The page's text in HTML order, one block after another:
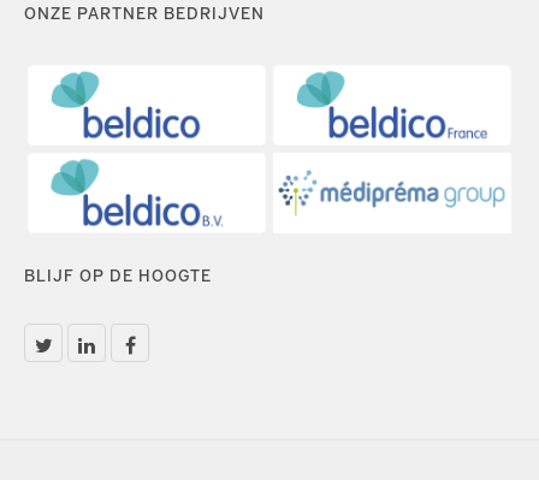
ONZE PARTNER BEDRIJVEN
BLIJF OP DE HOOGTE